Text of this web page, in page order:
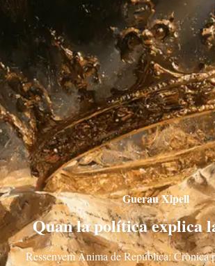
Borja Vilallonga
Existeix una espiritualitat
La feblesa de la contribució dels catalans